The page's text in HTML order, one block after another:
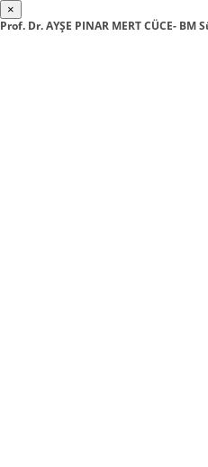
×
Prof. Dr. AYŞE PINAR MERT CÜCE-